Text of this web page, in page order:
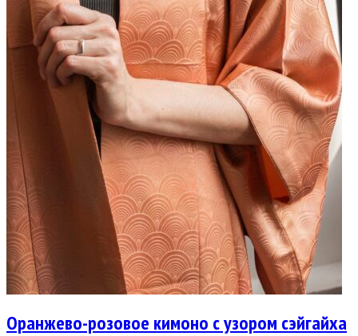
Оранжево-розовое кимоно с узором сэйгайха